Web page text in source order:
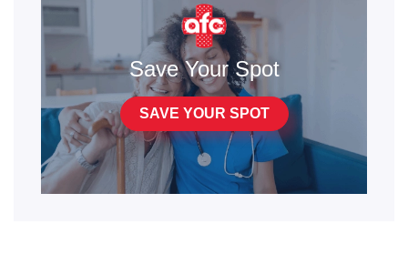
Save Your Spot
SAVE YOUR SPOT